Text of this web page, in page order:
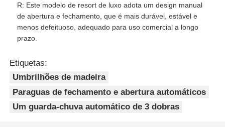
R: Este modelo de resort de luxo adota um design manual
de abertura e fechamento, que é mais durável, estável e
menos defeituoso, adequado para uso comercial a longo
prazo.
Etiquetas:
Umbrilhões de madeira
Paraguas de fechamento e abertura automáticos
Um guarda-chuva automático de 3 dobras